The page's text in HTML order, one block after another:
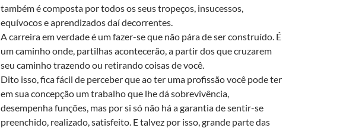
também é composta por todos os seus tropeços, insucessos,
equívocos e aprendizados daí decorrentes.
A carreira em verdade é um fazer-se que não pára de ser construído. É
um caminho onde, partilhas acontecerão, a partir dos que cruzarem
seu caminho trazendo ou retirando coisas de você.
Dito isso, fica fácil de perceber que ao ter uma profissão você pode ter
em sua concepção um trabalho que lhe dá sobrevivência,
desempenha funções, mas por si só não há a garantia de sentir-se
preenchido, realizado, satisfeito. E talvez por isso, grande parte das